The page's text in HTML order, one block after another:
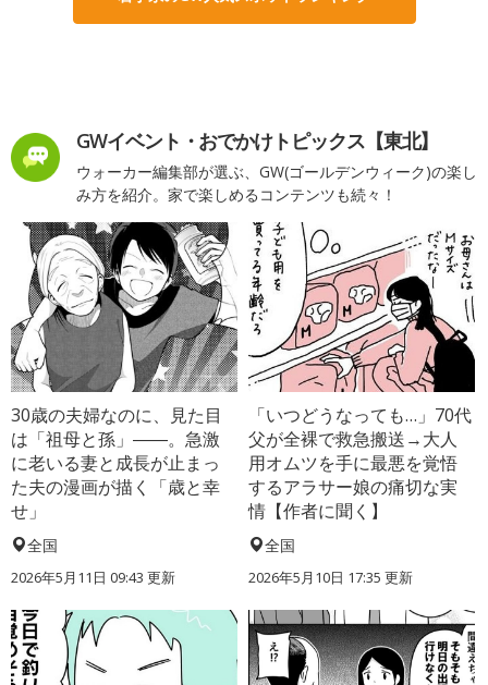
GWイベント・おでかけトピックス【東北】
ウォーカー編集部が選ぶ、GW(ゴールデンウィーク)の楽し
み方を紹介。家で楽しめるコンテンツも続々！
30歳の夫婦なのに、見た目
は「祖母と孫」――。急激
に老いる妻と成長が止まっ
た夫の漫画が描く「歳と幸
せ」
全国
2026年5月11日 09:43 更新
「いつどうなっても…」70代
父が全裸で救急搬送→大人
用オムツを手に最悪を覚悟
するアラサー娘の痛切な実
情【作者に聞く】
全国
2026年5月10日 17:35 更新